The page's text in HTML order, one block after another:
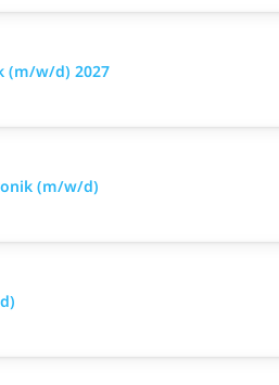
(m/w/d) 2027
(m/w/d)